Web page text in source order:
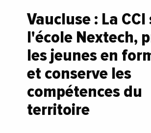
Vaucluse : La
l'école Nextech,
les jeunes en
et conserve les
compétences du
territoire